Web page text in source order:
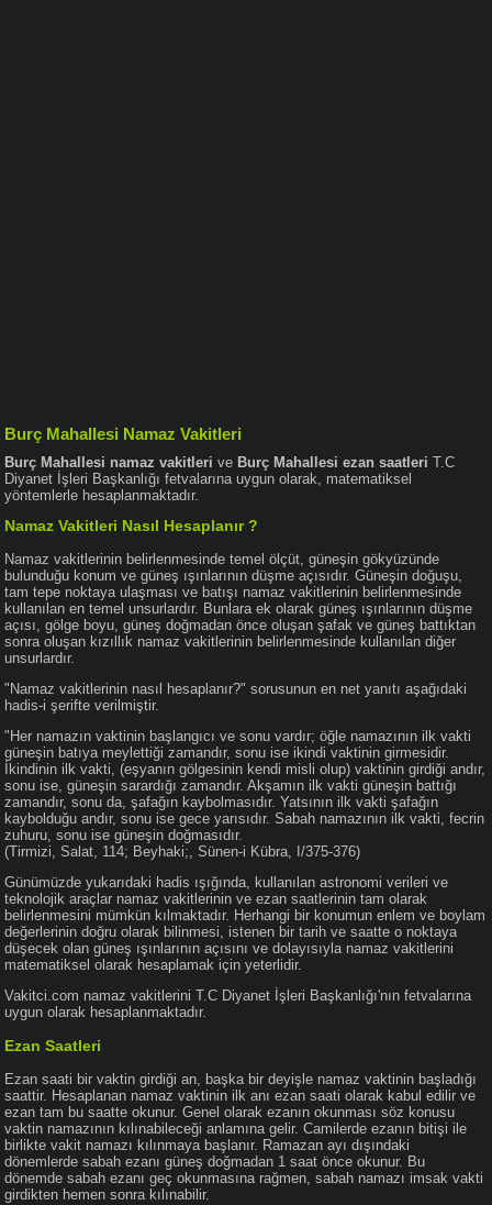
Burç Mahallesi Namaz Vakitleri
Burç Mahallesi namaz vakitleri ve Burç Mahallesi ezan saatleri T.C
Diyanet İşleri Başkanlığı fetvalarına uygun olarak, matematiksel
yöntemlerle hesaplanmaktadır.
Namaz Vakitleri Nasıl Hesaplanır ?
Namaz vakitlerinin belirlenmesinde temel ölçüt, güneşin gökyüzünde
bulunduğu konum ve güneş ışınlarının düşme açısıdır. Güneşin doğuşu,
tam tepe noktaya ulaşması ve batışı namaz vakitlerinin belirlenmesinde
kullanılan en temel unsurlardır. Bunlara ek olarak güneş ışınlarının düşme
açısı, gölge boyu, güneş doğmadan önce oluşan şafak ve güneş battıktan
sonra oluşan kızıllık namaz vakitlerinin belirlenmesinde kullanılan diğer
unsurlardır.
"Namaz vakitlerinin nasıl hesaplanır?" sorusunun en net yanıtı aşağıdaki
hadis-i şerifte verilmiştir.
"Her namazın vaktinin başlangıcı ve sonu vardır; öğle namazının ilk vakti
güneşin batıya meylettiği zamandır, sonu ise ikindi vaktinin girmesidir.
İkindinin ilk vakti, (eşyanın gölgesinin kendi misli olup) vaktinin girdiği andır,
sonu ise, güneşin sarardığı zamandır. Akşamın ilk vakti güneşin battığı
zamandır, sonu da, şafağın kaybolmasıdır. Yatsının ilk vakti şafağın
kaybolduğu andır, sonu ise gece yarısıdır. Sabah namazının ilk vakti, fecrin
zuhuru, sonu ise güneşin doğmasıdır.
(Tirmizi, Salat, 114; Beyhaki;, Sünen-i Kübra, I/375-376)
Günümüzde yukarıdaki hadis ışığında, kullanılan astronomi verileri ve
teknolojik araçlar namaz vakitlerinin ve ezan saatlerinin tam olarak
belirlenmesini mümkün kılmaktadır. Herhangi bir konumun enlem ve boylam
değerlerinin doğru olarak bilinmesi, istenen bir tarih ve saatte o noktaya
düşecek olan güneş ışınlarının açısını ve dolayısıyla namaz vakitlerini
matematiksel olarak hesaplamak için yeterlidir.
Vakitci.com namaz vakitlerini T.C Diyanet İşleri Başkanlığı'nın fetvalarına
uygun olarak hesaplanmaktadır.
Ezan Saatleri
Ezan saati bir vaktin girdiği an, başka bir deyişle namaz vaktinin başladığı
saattir. Hesaplanan namaz vaktinin ilk anı ezan saati olarak kabul edilir ve
ezan tam bu saatte okunur. Genel olarak ezanın okunması söz konusu
vaktin namazının kılınabileceği anlamına gelir. Camilerde ezanın bitişi ile
birlikte vakit namazı kılınmaya başlanır. Ramazan ayı dışındaki
dönemlerde sabah ezanı güneş doğmadan 1 saat önce okunur. Bu
dönemde sabah ezanı geç okunmasına rağmen, sabah namazı imsak vakti
girdikten hemen sonra kılınabilir.